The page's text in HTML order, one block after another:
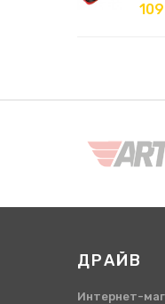
ДРАЙВ
Интернет-